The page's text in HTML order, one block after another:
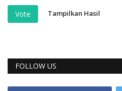
Vote Tampilkan Hasil
FOLLOW US